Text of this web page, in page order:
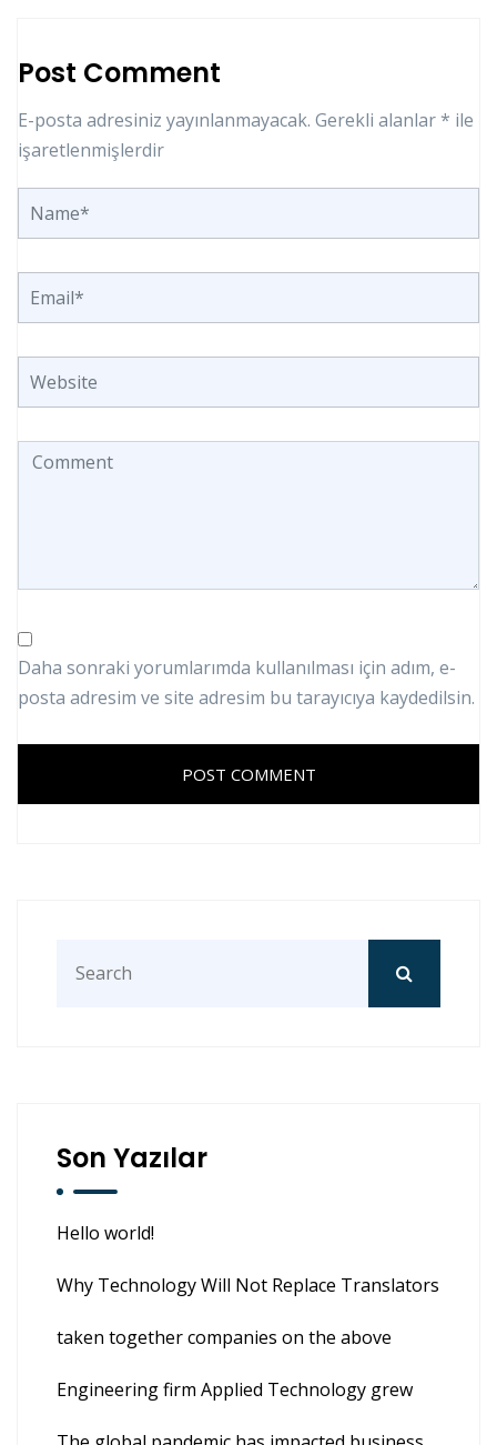
Post Comment
E-posta adresiniz yayınlanmayacak. Gerekli alanlar * ile
işaretlenmişlerdir
Daha sonraki yorumlarımda kullanılması için adım, e-
posta adresim ve site adresim bu tarayıcıya kaydedilsin.
POST COMMENT
for:
Son Yazılar
Hello world!
Why Technology Will Not Replace Translators
taken together companies on the above
Engineering firm Applied Technology grew